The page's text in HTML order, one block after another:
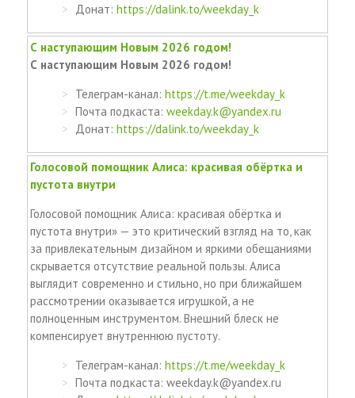
Донат: https://dalink.to/weekday_k
С наступающим Новым 2026 годом!
С наступающим Новым 2026 годом!
Телеграм-канал: https://t.me/weekday_k
Почта подкаста: weekday.k@yandex.ru
Донат: https://dalink.to/weekday_k
Голосовой помощник Алиса: красивая обёртка и
пустота внутри
Голосовой помощник Алиса: красивая обёртка и
пустота внутри» — это критический взгляд на то, как
за привлекательным дизайном и яркими обещаниями
скрывается отсутствие реальной пользы. Алиса
выглядит современно и стильно, но при ближайшем
рассмотрении оказывается игрушкой, а не
полноценным инструментом. Внешний блеск не
компенсирует внутреннюю пустоту.
Телеграм-канал: https://t.me/weekday_k
Почта подкаста: weekday.k@yandex.ru